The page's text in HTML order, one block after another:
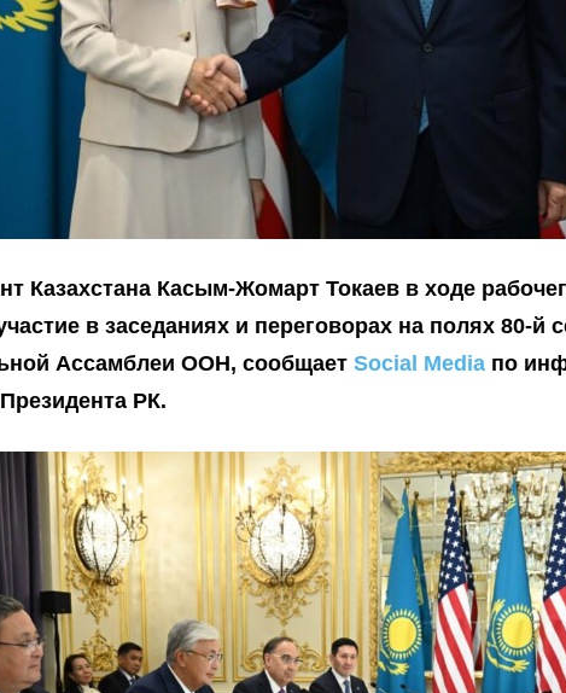
Казахстана Касым-Жомарт Токаев в ходе
в заседаниях и переговорах на полях 80-й
Ассамблеи ООН, сообщает Social Media по
РК.